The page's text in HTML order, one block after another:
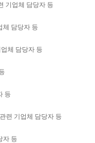
기업체 담당자 등
체 담당자 등
체 담당자 등
등
련 기업체 담당자 등
자 등